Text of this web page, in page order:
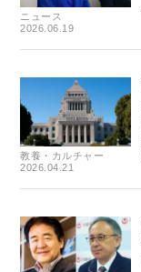
ニュース
2026.06.19
教養・カルチャー
2026.04.21